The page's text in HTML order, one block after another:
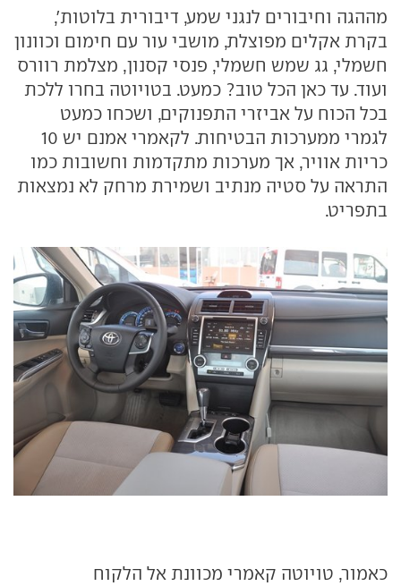
מההגה וחיבורים לנגני שמע, דיבורית בלוטות',
בקרת אקלים מפוצלת, מושבי עור עם חימום וכוונון
חשמלי, גג שמש חשמלי, פנסי קסנון, מצלמת רוורס
ועוד. עד כאן הכל טוב? כמעט. בטויוטה בחרו ללכת
בכל הכוח על אביזרי התפנוקים, ושכחו כמעט
לגמרי ממערכות הבטיחות. לקאמרי אמנם יש 10
כריות אוויר, אך מערכות מתקדמות וחשובות כמו
התראה על סטיה מנתיב ושמירת מרחק לא נמצאות
בתפריט.
כאמור, טויוטה קאמרי מכוונת אל הלקוח